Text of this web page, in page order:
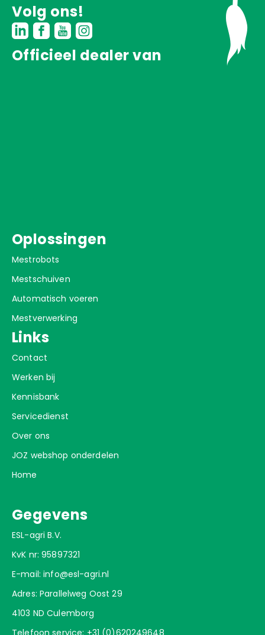
Volg ons!
Officieel dealer van
Oplossingen
Mestrobots
Mestschuiven
Automatisch voeren
Mestverwerking
Links
Contact
Werken bij
Kennisbank
Servicedienst
Over ons
JOZ webshop onderdelen
Home
Gegevens
ESL-agri B.V.
KvK nr: 95897321
E-mail:info@esl-agri.nl
Adres: Parallelweg Oost 29
4103 ND Culemborg
Telefoon service: +31 (0)620249648